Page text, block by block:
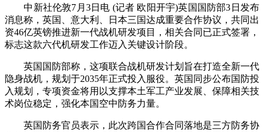
中新社伦敦7月3日电 (记者 欧阳开宇)英国国防部3日发布
消息称，英国、意大利、日本三国达成重要合作协议，共同出
资46亿英镑推进新一代战机研发项目，相关合同已正式签署，
标志这款六代机研发工作迈入关键设计阶段。
英国国防部称，这项联合战机研发计划旨在打造全新一代
隐身战机，规划于2035年正式投入服役。英国同步公布国防投
入规划，专项资金将用以支撑本土军工产业发展、保障相关技
术岗位稳定，强化本国空中防务力量。
英国防务官员表示，此次跨国合作合同落地是三方防务协